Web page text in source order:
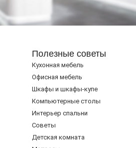
Полезные советы
Кухонная мебель
Офисная мебель
Шкафы и шкафы-купе
Компьютерные столы
Интерьер спальни
Советы
Детская комната